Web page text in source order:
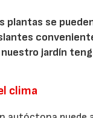
plantas se
jardín
clima